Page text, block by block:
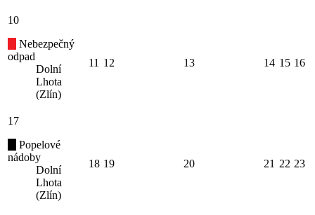
10
Nebezpečný
odpad
Dolní
Lhota
(Zlín)
11 12 13 14 15 16
17
Popelové
nádoby
Dolní
Lhota
(Zlín)
18 19 20 21 22 23